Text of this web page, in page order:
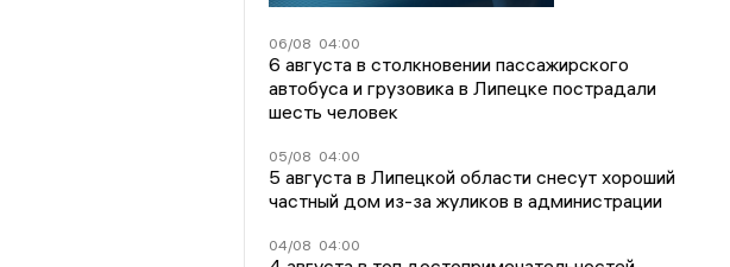
06/08 04:00
6 августа в столкновении пассажирского
автобуса и грузовика в Липецке пострадали
шесть человек
05/08 04:00
5 августа в Липецкой области снесут хороший
частный дом из-за жуликов в администрации
04/08 04:00